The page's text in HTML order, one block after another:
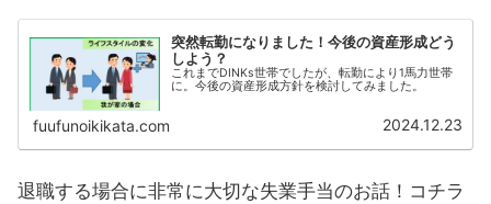
突然転勤になりました！今後の資産形成どう
しよう？
これまでDINKs世帯でしたが、転勤により1馬力世帯
に。今後の資産形成方針を検討してみました。
fuufunoikikata.com 2024.12.23
退職する場合に非常に大切な失業手当のお話！コチラ